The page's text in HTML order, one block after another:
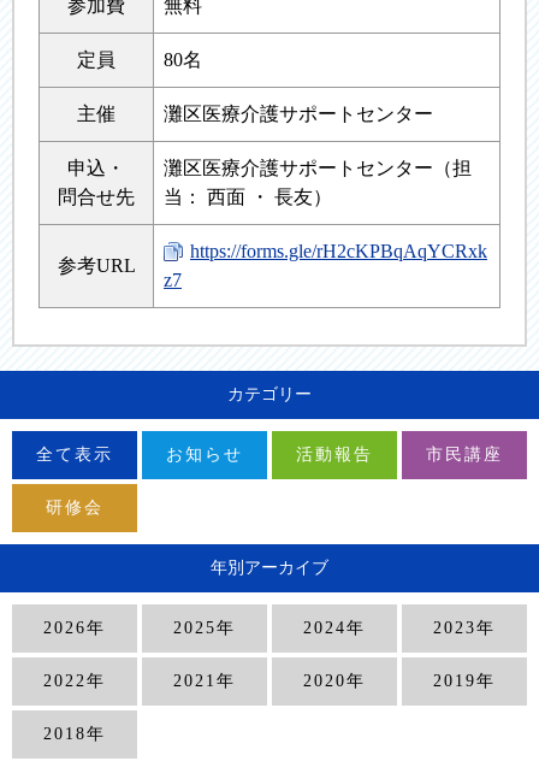
参加費 無料
定員 80名
主催 灘区医療介護サポートセンター
申込・
問合せ先
灘区医療介護サポートセンター（担
当： 西面 ・ 長友）
参考URL
https://forms.gle/rH2cKPBqAqYCRxk
z7
カテゴリー
全て表示 お知らせ 活動報告 市民講座
研修会
年別アーカイブ
2026年 2025年 2024年 2023年
2022年 2021年 2020年 2019年
2018年